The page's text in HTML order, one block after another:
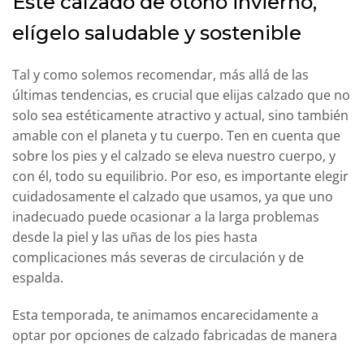
elígelo saludable y sostenible
Tal y como solemos recomendar, más allá de las
últimas tendencias, es crucial que elijas calzado que no
solo sea estéticamente atractivo y actual, sino también
amable con el planeta y tu cuerpo. Ten en cuenta que
sobre los pies y el calzado se eleva nuestro cuerpo, y
con él, todo su equilibrio. Por eso, es importante elegir
cuidadosamente el calzado que usamos, ya que uno
inadecuado puede ocasionar a la larga problemas
desde la piel y las uñas de los pies hasta
complicaciones más severas de circulación y de
espalda.
Esta temporada, te animamos encarecidamente a
optar por opciones de calzado fabricadas de manera